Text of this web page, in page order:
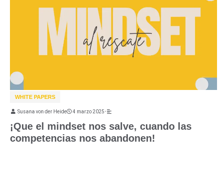
WHITE PAPERS
¡Que el mindset nos salve, cuando las
competencias nos abandonen!
Susana von der Heide 4 marzo 2025•